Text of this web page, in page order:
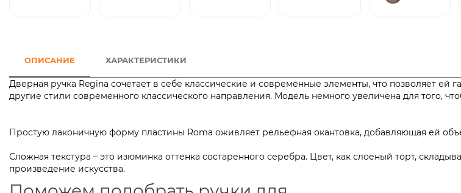
ОПИСАНИЕ ХАРАКТЕРИСТИКИ
Дверная ручка Regina сочетает в себе классические и современные элементы, что позволяет
другие стили современного классического направления. Модель немного увеличена для того,
Простую лаконичную форму пластины Roma оживляет рельефная окантовка, добавляющая ей
Сложная текстура – это изюминка оттенка состаренного серебра. Цвет, как слоеный торт,
произведение искусства.